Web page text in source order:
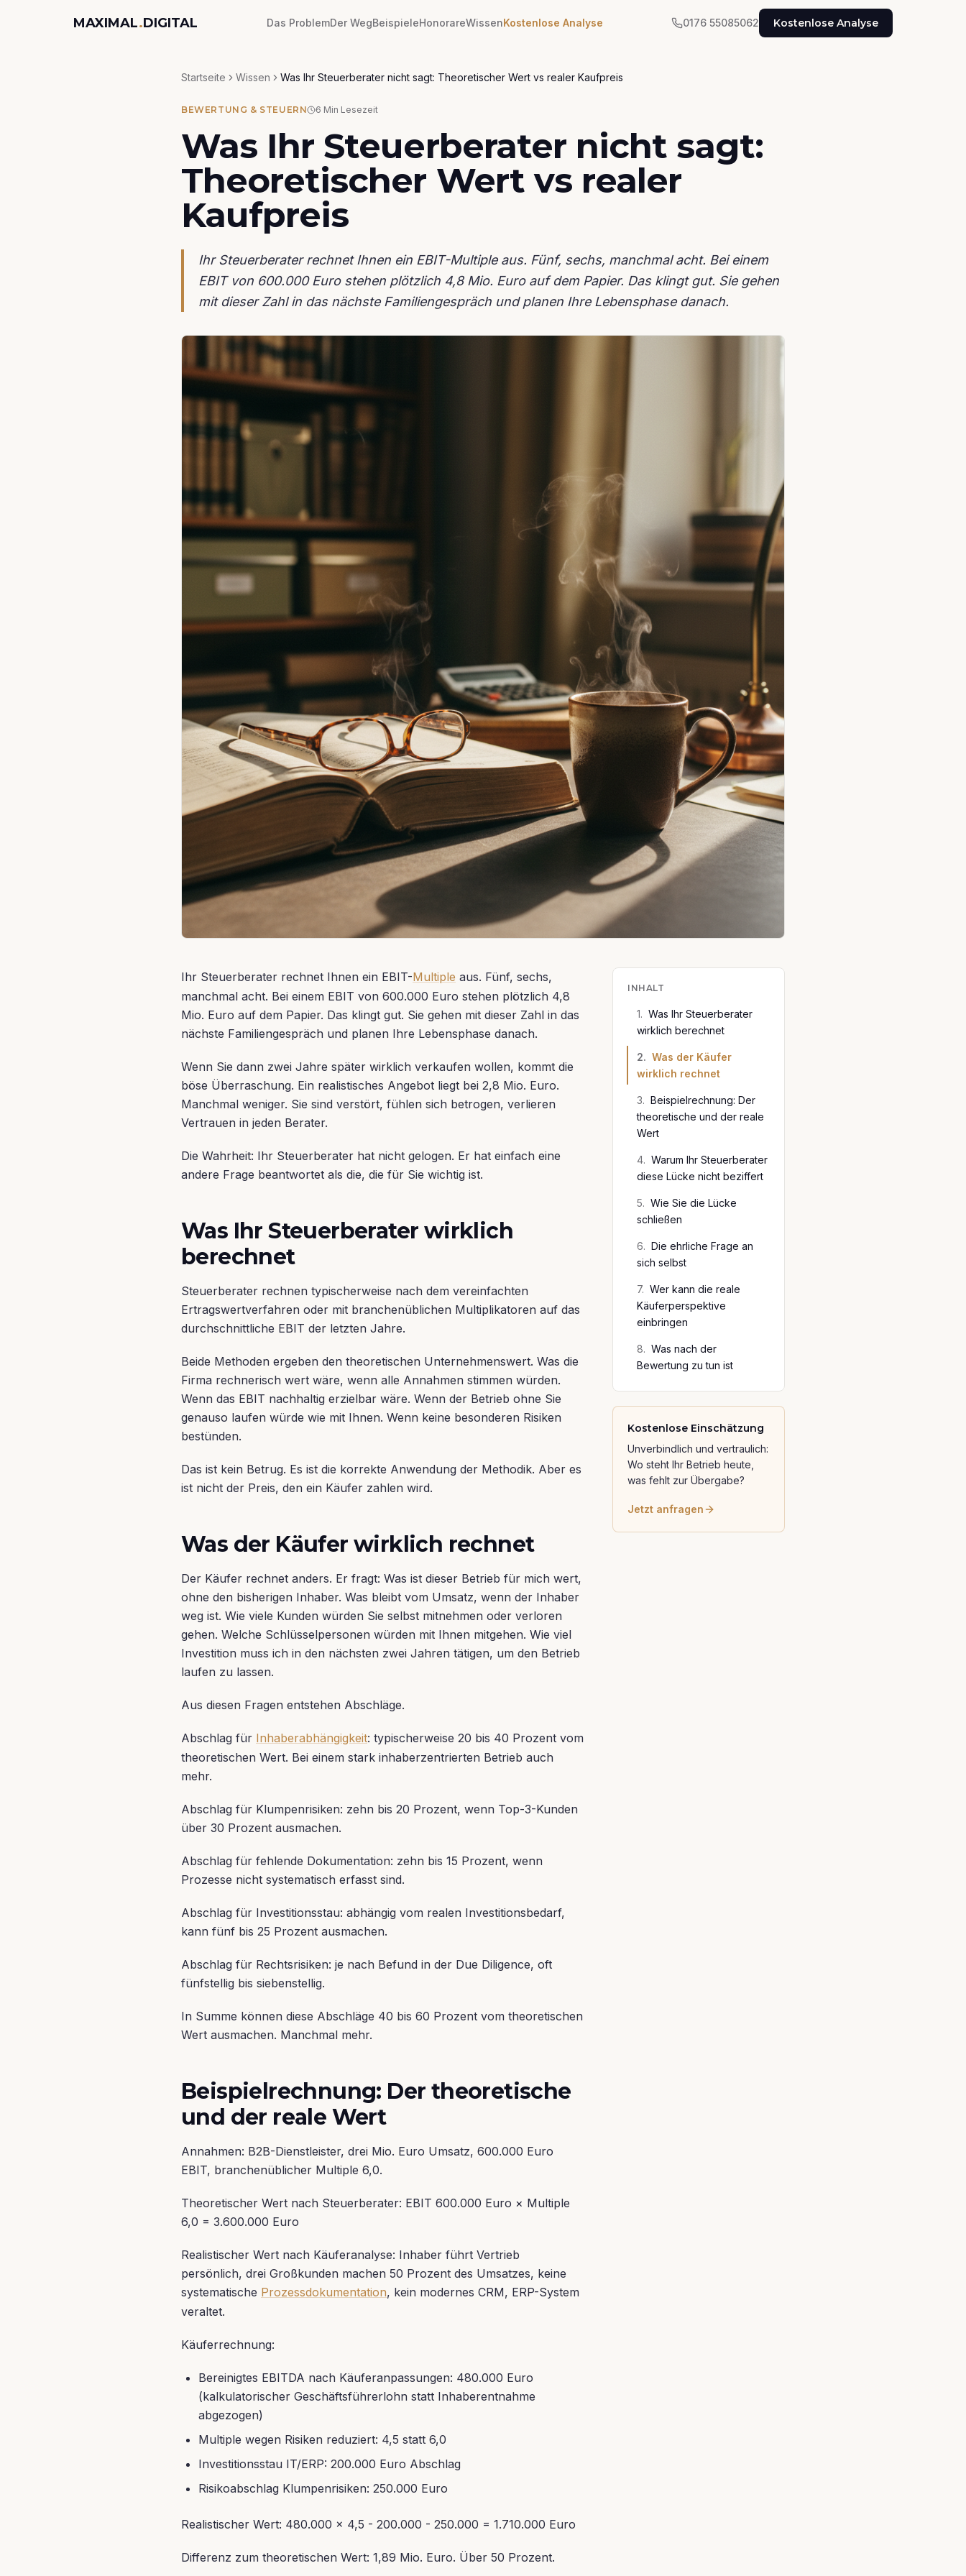
MAXIMAL.DIGITAL Das ProblemDer WegBeispieleHonorareWissenKostenlose Analyse 0176 55085062 Kostenlose Analyse
Startseite Wissen Was Ihr Steuerberater nicht sagt: Theoretischer Wert vs realer Kaufpreis
BEWERTUNG & STEUERN 6 Min Lesezeit
Was Ihr Steuerberater nicht sagt:
Theoretischer Wert vs realer
Kaufpreis
Ihr Steuerberater rechnet Ihnen ein EBIT-Multiple aus. Fünf, sechs, manchmal acht. Bei einem
EBIT von 600.000 Euro stehen plötzlich 4,8 Mio. Euro auf dem Papier. Das klingt gut. Sie gehen
mit dieser Zahl in das nächste Familiengespräch und planen Ihre Lebensphase danach.
Ihr Steuerberater rechnet Ihnen ein EBIT-Multiple aus. Fünf, sechs,
manchmal acht. Bei einem EBIT von 600.000 Euro stehen plötzlich 4,8
Mio. Euro auf dem Papier. Das klingt gut. Sie gehen mit dieser Zahl in das
nächste Familiengespräch und planen Ihre Lebensphase danach.
Wenn Sie dann zwei Jahre später wirklich verkaufen wollen, kommt die
böse Überraschung. Ein realistisches Angebot liegt bei 2,8 Mio. Euro.
Manchmal weniger. Sie sind verstört, fühlen sich betrogen, verlieren
Vertrauen in jeden Berater.
Die Wahrheit: Ihr Steuerberater hat nicht gelogen. Er hat einfach eine
andere Frage beantwortet als die, die für Sie wichtig ist.
Was Ihr Steuerberater wirklich
berechnet
Steuerberater rechnen typischerweise nach dem vereinfachten
Ertragswertverfahren oder mit branchenüblichen Multiplikatoren auf das
durchschnittliche EBIT der letzten Jahre.
Beide Methoden ergeben den theoretischen Unternehmenswert. Was die
Firma rechnerisch wert wäre, wenn alle Annahmen stimmen würden.
Wenn das EBIT nachhaltig erzielbar wäre. Wenn der Betrieb ohne Sie
genauso laufen würde wie mit Ihnen. Wenn keine besonderen Risiken
bestünden.
Das ist kein Betrug. Es ist die korrekte Anwendung der Methodik. Aber es
ist nicht der Preis, den ein Käufer zahlen wird.
Was der Käufer wirklich rechnet
Der Käufer rechnet anders. Er fragt: Was ist dieser Betrieb für mich wert,
ohne den bisherigen Inhaber. Was bleibt vom Umsatz, wenn der Inhaber
weg ist. Wie viele Kunden würden Sie selbst mitnehmen oder verloren
gehen. Welche Schlüsselpersonen würden mit Ihnen mitgehen. Wie viel
Investition muss ich in den nächsten zwei Jahren tätigen, um den Betrieb
laufen zu lassen.
Aus diesen Fragen entstehen Abschläge.
Abschlag für Inhaberabhängigkeit: typischerweise 20 bis 40 Prozent vom
theoretischen Wert. Bei einem stark inhaberzentrierten Betrieb auch
mehr.
Abschlag für Klumpenrisiken: zehn bis 20 Prozent, wenn Top-3-Kunden
über 30 Prozent ausmachen.
Abschlag für fehlende Dokumentation: zehn bis 15 Prozent, wenn
Prozesse nicht systematisch erfasst sind.
Abschlag für Investitionsstau: abhängig vom realen Investitionsbedarf,
kann fünf bis 25 Prozent ausmachen.
Abschlag für Rechtsrisiken: je nach Befund in der Due Diligence, oft
fünfstellig bis siebenstellig.
In Summe können diese Abschläge 40 bis 60 Prozent vom theoretischen
Wert ausmachen. Manchmal mehr.
Beispielrechnung: Der theoretische
und der reale Wert
Annahmen: B2B-Dienstleister, drei Mio. Euro Umsatz, 600.000 Euro
EBIT, branchenüblicher Multiple 6,0.
Theoretischer Wert nach Steuerberater: EBIT 600.000 Euro × Multiple
6,0 = 3.600.000 Euro
Realistischer Wert nach Käuferanalyse: Inhaber führt Vertrieb
persönlich, drei Großkunden machen 50 Prozent des Umsatzes, keine
systematische Prozessdokumentation, kein modernes CRM, ERP-System
veraltet.
Käuferrechnung:
Bereinigtes EBITDA nach Käuferanpassungen: 480.000 Euro
(kalkulatorischer Geschäftsführerlohn statt Inhaberentnahme
abgezogen)
Multiple wegen Risiken reduziert: 4,5 statt 6,0
Investitionsstau IT/ERP: 200.000 Euro Abschlag
Risikoabschlag Klumpenrisiken: 250.000 Euro
Realistischer Wert: 480.000 × 4,5 - 200.000 - 250.000 = 1.710.000 Euro
Differenz zum theoretischen Wert: 1,89 Mio. Euro. Über 50 Prozent.
INHALT
1. Was Ihr Steuerberater
wirklich berechnet
2. Was der Käufer
wirklich rechnet
3. Beispielrechnung: Der
theoretische und der reale
Wert
4. Warum Ihr Steuerberater
diese Lücke nicht beziffert
5. Wie Sie die Lücke
schließen
6. Die ehrliche Frage an
sich selbst
7. Wer kann die reale
Käuferperspektive
einbringen
8. Was nach der
Bewertung zu tun ist
Kostenlose Einschätzung
Unverbindlich und vertraulich:
Wo steht Ihr Betrieb heute,
was fehlt zur Übergabe?
Jetzt anfragen